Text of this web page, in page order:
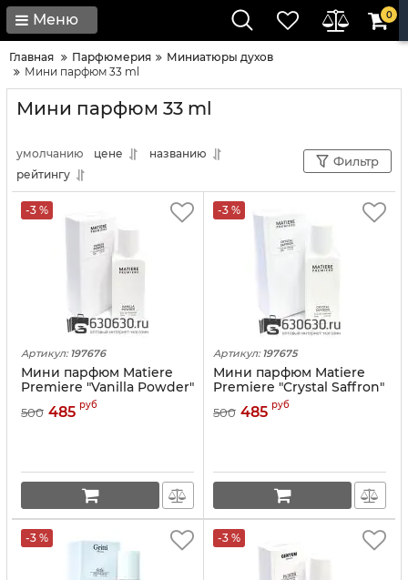
Меню 0
Главная Парфюмерия
Миниатюры духов
Мини парфюм 33 ml
Мини парфюм 33 ml
умолчанию цене
названию
рейтингу
Фильтр
-3 %
Артикул: 197676
Мини парфюм Matiere
Premiere "Vanilla Powder"
500 485 руб
-3 %
Артикул: 197675
Мини парфюм Matiere
Premiere "Crystal Saffron"
500 485 руб
-3 % -3 %